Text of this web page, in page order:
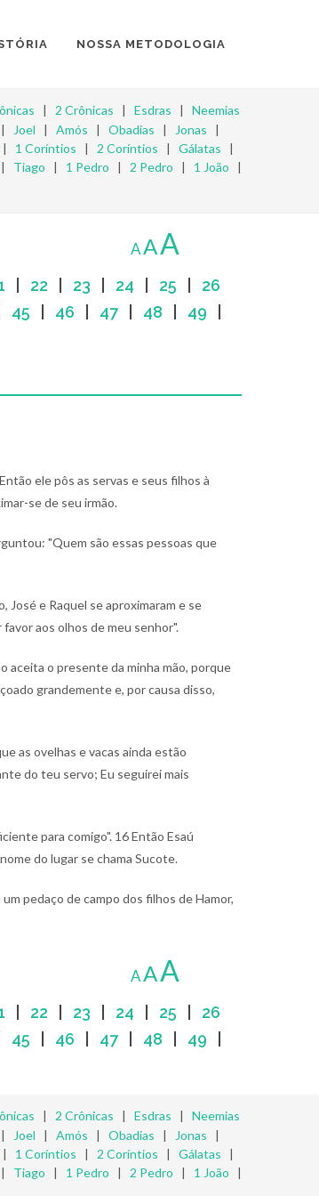
NOSSA METODOLOGIA
| 2 Crônicas | Esdras | Neemias
| Joel | Amós | Obadias | Jonas |
| 1 Coríntios | 2 Coríntios | Gálatas |
| Tiago | 1 Pedro | 2 Pedro | 1 João |
AAA
22 23 24 25
26
45 46 47| 48 49
ele pôs as servas e seus filhos à
se de seu irmão.
"Quem são essas pessoas que
José e Raquel se aproximaram e se
aos olhos de meu senhor".
aceita o presente da minha mão, porque
grandemente e, por causa disso,
as ovelhas e vacas ainda estão
do teu servo; Eu seguirei mais
para comigo". 16 Então Esaú
do lugar se chama Sucote.
pedaço de campo dos filhos de Hamor,
AAA
22 23 24 25
26
45 46 47| 48 49
| 2 Crônicas | Esdras | Neemias
| Joel | Amós | Obadias | Jonas |
| 1 Coríntios | 2 Coríntios | Gálatas |
| Tiago | 1 Pedro | 2 Pedro | 1 João |